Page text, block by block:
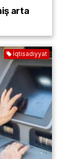
arta
İqtisadiyyat